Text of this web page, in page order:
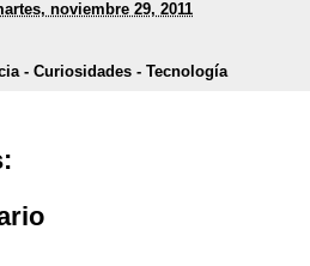
noviembre 29, 2011
- Curiosidades - Tecnología